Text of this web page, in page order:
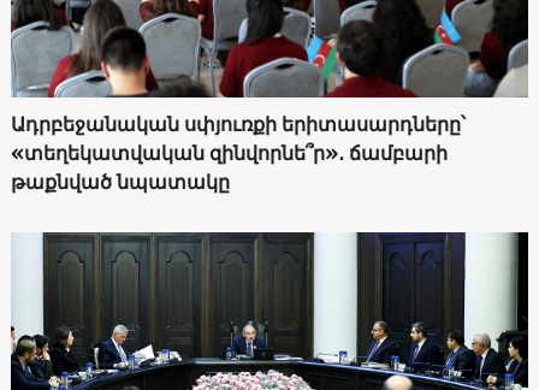
Ադրբեջանական սփյուռքի երիտասարդները՝
«տեղեկատվական զինվորնե՞ր»․ ճամբարի
թաքնված նպատակը